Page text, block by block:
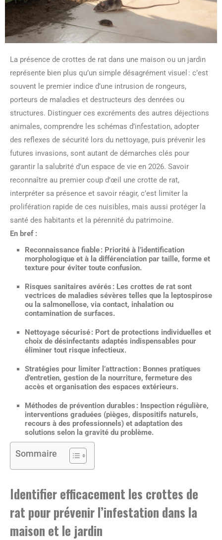
La présence de crottes de rat dans une maison ou un jardin
représente bien plus qu’un simple désagrément visuel : c’est
souvent le premier indice d’une intrusion de rongeurs,
porteurs de maladies et destructeurs des denrées ou
structures. Distinguer ces excréments des autres déjections
animales, comprendre les schémas d’infestation, adopter
des reflexes de sécurité lors du nettoyage, puis prévenir les
futures invasions, sont autant de démarches clés pour
garantir la salubrité d’un espace de vie en 2026. Savoir
reconnaître au premier coup d’œil une crotte de rat,
interpréter sa présence et savoir réagir, c’est limiter la
prolifération rapide de ces nuisibles, mais aussi protéger la
santé des habitants et la pérennité du patrimoine.
En bref :
Reconnaissance fiable: Priorité à l’identification
morphologique et à la différenciation par taille, forme et
texture pour éviter toute confusion.
Risques sanitaires avérés : Les crottes de rat sont
vectrices de maladies sévères telles que la leptospirose
ou la salmonellose, via contact, inhalation ou
contamination de surfaces.
Nettoyage sécurisé: Port de protections individuelles et
choix de désinfectants adaptés indispensables pour
éliminer tout risque infectieux.
Stratégies pour limiter l’attraction: Bonnes pratiques
d’entretien, gestion de la nourriture, fermeture des
accès et organisation des espaces extérieurs.
Méthodes de prévention durables : Inspection régulière,
interventions graduées (pièges, dispositifs naturels,
recours à des professionnels) et adaptation des
solutions selon la gravité du problème.
Sommaire
Identifier efficacement les crottes de
rat pour prévenir l’infestation dans la
maison et le jardin